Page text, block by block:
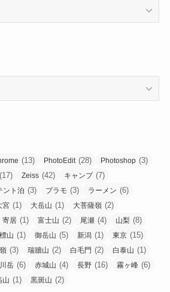
(13) PhotoEdit(28) Photoshop (3)
(17) Zeiss (42) キャンプ(7)
ント泊 (3) プラモ (3) ラーメン (6)
宮 (1) 大岳山 (1) 大菩薩嶺 (2)
寄居 (1) 富士山 (2) 尾瀬 (4) 山梨 (8)
山 (1) 御岳山 (5) 新潟 (1) 東京 (15)
(3) 瑞牆山 (2) 白毛門 (2) 白泰山 (1)
岳 (6) 赤城山 (4) 長野 (16) 霧ヶ峰 (6)
山 (1) 黒斑山 (2)